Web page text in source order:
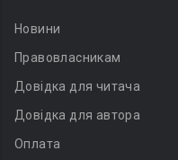
Новини
Правовласникам
Довідка для читача
Довідка для автора
Оплата